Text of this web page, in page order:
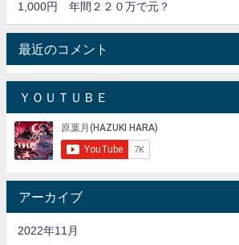
1,000円 年間２２０万で元？
最近のコメント
ＹＯＵＴＵＢＥ
アーカイブ
2022年11月